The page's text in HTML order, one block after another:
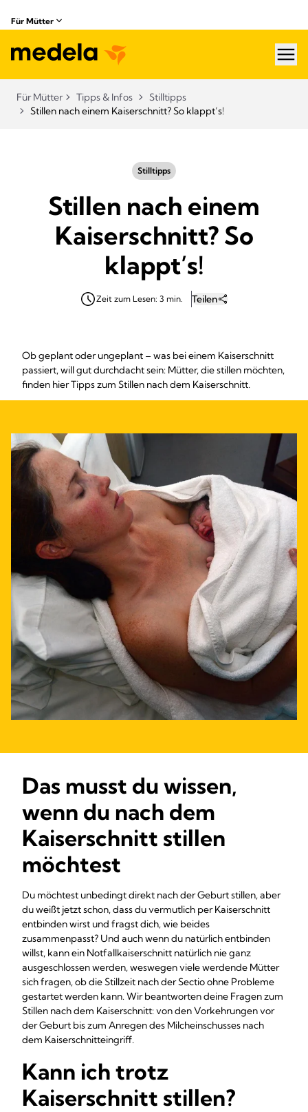
Für Mütter
Für Mütter Tipps & Infos
Stilltipps
Stillen nach einem Kaiserschnitt? So klappt’s!
Stilltipps
Stillen nach einem
Kaiserschnitt? So
klappt’s!
Zeit zum Lesen: 3 min. Teilen
Ob geplant oder ungeplant – was bei einem Kaiserschnitt
passiert, will gut durchdacht sein: Mütter, die stillen möchten,
finden hier Tipps zum Stillen nach dem Kaiserschnitt.
Das musst du wissen,
wenn du nach dem
Kaiserschnitt stillen
möchtest
Du möchtest unbedingt direkt nach der Geburt stillen, aber
du weißt jetzt schon, dass du vermutlich per Kaiserschnitt
entbinden wirst und fragst dich, wie beides
zusammenpasst? Und auch wenn du natürlich entbinden
willst, kann ein Notfallkaiserschnitt natürlich nie ganz
ausgeschlossen werden, weswegen viele werdende Mütter
sich fragen, ob die Stillzeit nach der Sectio ohne Probleme
gestartet werden kann. Wir beantworten deine Fragen zum
Stillen nach dem Kaiserschnitt: von den Vorkehrungen vor
der Geburt bis zum Anregen des Milcheinschusses nach
dem Kaiserschnitteingriff.
Kann ich trotz
Kaiserschnitt stillen?